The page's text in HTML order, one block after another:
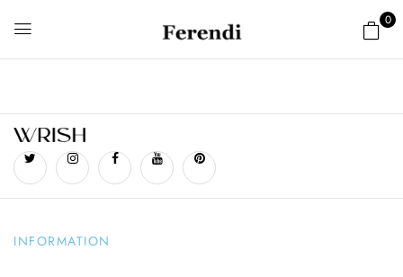
0
INFORMATION